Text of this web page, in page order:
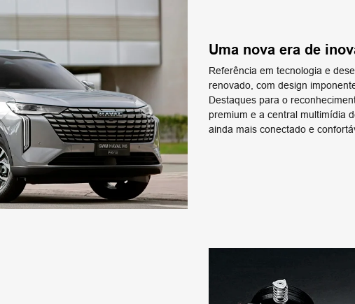
Uma nova era de
Referência em tecnologia e
renovado, com design
Destaques para o
premium e a central multimídia
ainda mais conectado e